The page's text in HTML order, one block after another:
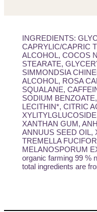
INGREDIENTS:
CAPRYLIC/CAPRIC
ALCOHOL, COCOS
STEARATE,
SIMMONDSIA
ALCOHOL, ROSA
SQUALANE,
SODIUM
LECITHIN*, CITRIC
XANTHAN GUM,
ANNUUS SEED OIL,
TREMELLA
MELANOSPORUM
organic farming 99 %
total ingredients are